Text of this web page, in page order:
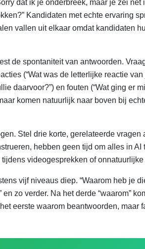
dat ik je onderbreek, maar je zei net
Kandidaten met echte ervaring
vallen uit elkaar omdat kandidaten
de spontaniteit van antwoorden.
(“Wat was de letterlijke reactie van
daarvoor?”) en fouten (“Wat ging er
komen natuurlijk naar boven bij
Stel drie korte, gerelateerde vragen
hebben geen tijd om alles in AI
videogesprekken of onnatuurlijke
vijf niveaus diep. “Waarom heb je
zo verder. Na het derde “waarom”
eerste waarom beantwoorden, maar